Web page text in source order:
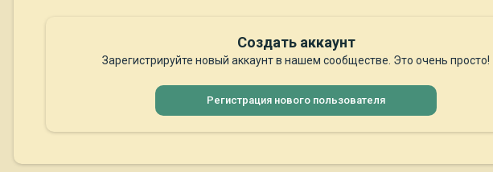
Создать аккаунт
Зарегистрируйте новый аккаунт в нашем сообществе. Это очень просто!
Регистрация нового пользователя